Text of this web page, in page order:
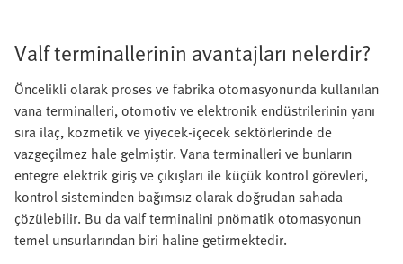
Valf terminallerinin avantajları nelerdir?
Öncelikli olarak proses ve fabrika otomasyonunda kullanılan
vana terminalleri, otomotiv ve elektronik endüstrilerinin yanı
sıra ilaç, kozmetik ve yiyecek-içecek sektörlerinde de
vazgeçilmez hale gelmiştir. Vana terminalleri ve bunların
entegre elektrik giriş ve çıkışları ile küçük kontrol görevleri,
kontrol sisteminden bağımsız olarak doğrudan sahada
çözülebilir. Bu da valf terminalini pnömatik otomasyonun
temel unsurlarından biri haline getirmektedir.